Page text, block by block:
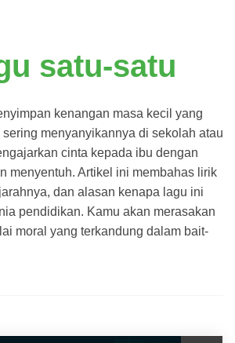
satu-satu
kenangan masa kecil yang
sering menyanyikannya di sekolah atau
cinta kepada ibu dengan
menyentuh. Artikel ini membahas lirik
dan alasan kenapa lagu ini
pendidikan. Kamu akan merasakan
moral yang terkandung dalam bait-